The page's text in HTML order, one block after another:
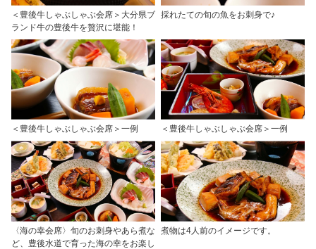
＜豊後牛しゃぶしゃぶ会席＞大分県ブ
ランド牛の豊後牛を贅沢に堪能！
採れたての旬の魚をお刺身で♪
＜豊後牛しゃぶしゃぶ会席＞一例 ＜豊後牛しゃぶしゃぶ会席＞一例
〈海の幸会席〉旬のお刺身やあら煮な
ど、豊後水道で育った海の幸をお楽し
煮物は4人前のイメージです。